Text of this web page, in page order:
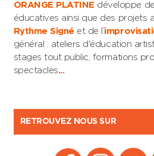
ORANGE PLATINE développe
éducatives ainsi que des projets
Rythme Signé et de l’
général : ateliers d'éducation
stages tout public, formations
spectacles...
RETROUVEZ NOUS SUR